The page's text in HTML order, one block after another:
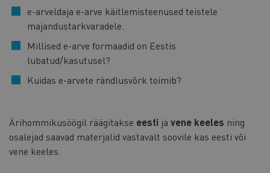
e-arveldaja e-arve käitlemisteenused teistele
majandustarkvaradele.
Millised e-arve formaadid on Eestis
lubatud/kasutusel?
Kuidas e-arvete rändlusvõrk toimib?
Ärihommikusöögil räägitakse eesti ja vene keeles ning
osalejad saavad materjalid vastavalt soovile kas eesti või
vene keeles.